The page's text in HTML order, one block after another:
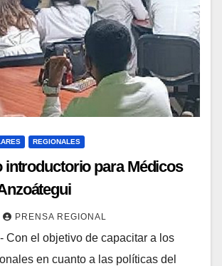
REGIONALES
introductorio para Médicos
PRENSA REGIONAL
Con el objetivo de capacitar a los
en cuanto a las políticas del